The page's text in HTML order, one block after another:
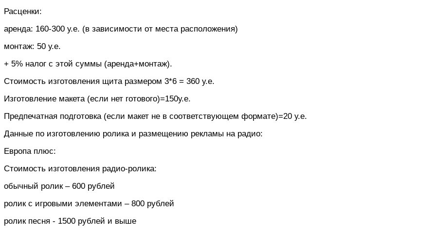
Расценки:
аренда: 160-300 у.е. (в зависимости от места расположения)
монтаж: 50 у.е.
+ 5% налог с этой суммы (аренда+монтаж).
Стоимость изготовления щита размером 3*6 = 360 у.е.
Изготовление макета (если нет готового)=150у.е.
Предпечатная подготовка (если макет не в соответствующем формате)=20 у.е.
Данные по изготовлению ролика и размещению рекламы на радио:
Европа плюс:
Стоимость изготовления радио-ролика:
обычный ролик – 600 рублей
ролик с игровыми элементами – 800 рублей
ролик песня - 1500 рублей и выше